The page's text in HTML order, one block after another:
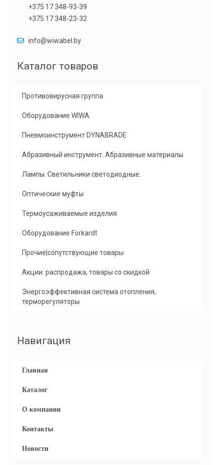
+375 17 348-93-39
+375 17 348-23-32
info@wiwabel.by
Каталог товаров
Противовирусная группа
Оборудование WIWA
Пневмоинструмент DYNABRADE
Абразивный инструмент. Абразивные материалы
Лампы. Светильники светодиодные.
Оптические муфты
Термоусаживаемые изделия
Оборудование Forkardt
Прочие|сопутствующие товары
Акции: распродажа, товары со скидкой
Энергоэффективная система отопления,
терморегуляторы
Навигация
Главная
Каталог
О компании
Контакты
Новости